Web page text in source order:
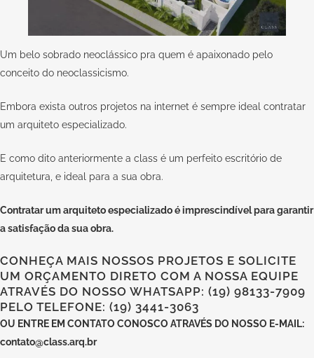
Um belo sobrado neoclássico pra quem é apaixonado pelo
conceito do neoclassicismo.
Embora exista outros projetos na internet é sempre ideal contratar
um arquiteto especializado.
E como dito anteriormente a class é um perfeito escritório de
arquitetura, e ideal para a sua obra.
Contratar um arquiteto especializadoé imprescindível para garantir
a satisfação da sua obra.
CONHEÇA MAIS NOSSOS PROJETOS E SOLICITE
UM ORÇAMENTO DIRETO COM A NOSSA EQUIPE
ATRAVÉS DO NOSSO WHATSAPP: (19) 98133-7909
PELO TELEFONE: (19) 3441-3063
OU ENTRE EM CONTATO CONOSCOATRAVÉS DO NOSSO E-MAIL:
contato@class.arq.br